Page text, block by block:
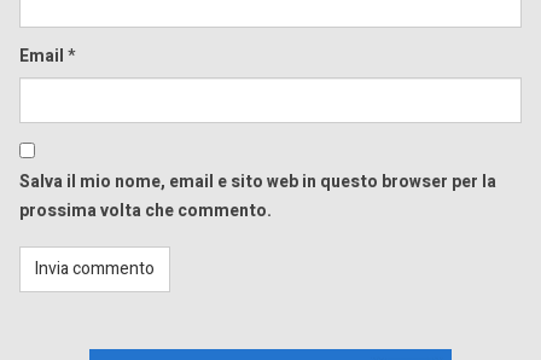
Email*
Salva il mio nome, email e sito web in questo browser per la
prossima volta che commento.